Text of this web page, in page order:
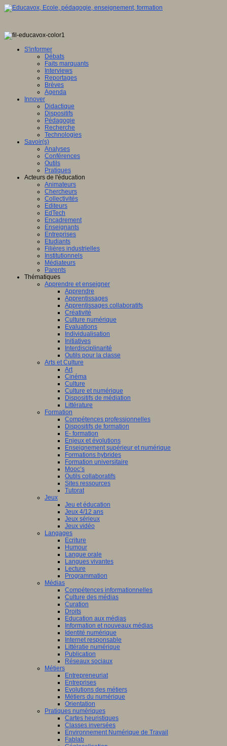
S'informer
Débats
Faits marquants
Interviews
Reportages
Brèves
Agenda
Innover
Didactique
Dispositifs
Pédagogie
Recherche
Technologies
Savoir(s)
Analyses
Conférences
Outils
Pratiques
Acteurs de l'éducation
Animateurs
Chercheurs
Collectivités
Editeurs
EdTech
Encadrement
Enseignants
Entreprises
Etudiants
Filières industrielles
Institutionnels
Médiateurs
Parents
Thématiques
Apprendre et enseigner
Apprendre
Apprentissages
Apprentissages collaboratifs
Créativité
Culture numérique
Evaluations
Individualisation
Initiatives
Interdisciplinarité
Outils pour la classe
Arts et Culture
Art
Cinéma
Culture
Culture et numérique
Dispositifs de médiation
Littérature
Formation
Compétences professionnelles
Dispositifs de formation
E- formation
Enjeux et évolutions
Enseignement supérieur et numérique
Formations hybrides
Formation universitaire
Mooc’s
Outils collaboratifs
Sites ressources
Tutorat
Jeux
Jeu et éducation
Jeux 4/12 ans
Jeux sérieux
Jeux vidéo
Langages
Ecriture
Humour
Langue orale
Langues vivantes
Lecture
Programmation
Médias
Compétences informationnelles
Culture des médias
Curation
Droits
Education aux médias
Information et nouveaux médias
Identité numérique
Internet responsable
Littératie numérique
Publication
Réseaux sociaux
Métiers
Entrepreneuriat
Entreprises
Evolutions des métiers
Métiers du numérique
Orientation
Pratiques numériques
Cartes heuristiques
Classes inversées
Environnement Numérique de Travail
Fablab